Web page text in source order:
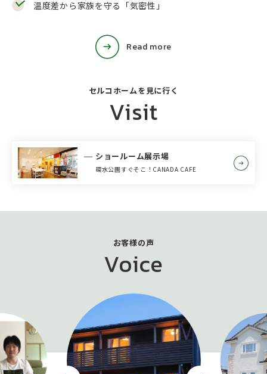
温度差から家族を守る「気密性」
Read more
セルコホームを⾒に⾏く
Visit
ショールーム展示場
環水公園すぐそこ！CANADA CAFE
お客様の声
Voice